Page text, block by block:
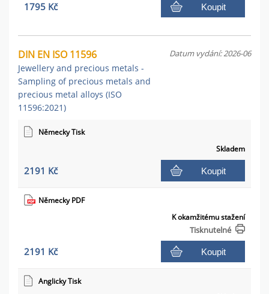
1795 Kč Koupit
DIN EN ISO 11596
Jewellery and precious metals -
Sampling of precious metals and
precious metal alloys (ISO
11596:2021)
Datum vydání: 2026-06
Německy Tisk
Skladem
2191 Kč Koupit
Německy PDF
K okamžitému stažení
Tisknutelné
2191 Kč Koupit
Anglicky Tisk